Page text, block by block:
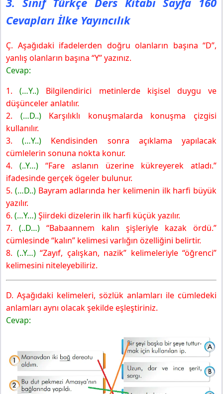
Cevapları İlke Yayıncılık
Ç. Aşağıdaki ifadelerden doğru olanların başına “D”,
yanlış olanların başına “Y” yazınız.
Cevap:
1.(…Y..) Bilgilendirici metinlerde kişisel duygu ve
düşünceler anlatılır.
2. (…D..)Karşılıklı konuşmalarda konuşma çizgisi
kullanılır.
3.(…Y..) Kendisinden sonra açıklama yapılacak
cümlelerin sonuna nokta konur.
4. (..Y…) “Fare aslanın üzerine kükreyerek atladı.”
ifadesinde gerçek ögeler bulunur.
5. (…D..)Bayram adlarında her kelimenin ilk harfi büyük
yazılır.
6. (…Y…)Şiirdeki dizelerin ilk harfi küçük yazılır.
7.(..D…) “Babaannem kalın şişleriyle kazak ördü.”
cümlesinde “kalın” kelimesi varlığın özelliğini belirtir.
8. (..Y…)“Zayıf, çalışkan, nazik” kelimeleriyle “öğrenci”
kelimesini niteleyebiliriz.
D. Aşağıdaki kelimeleri, sözlük anlamları ile cümledeki
anlamları aynı olacak şekilde eşleştiriniz.
Cevap: